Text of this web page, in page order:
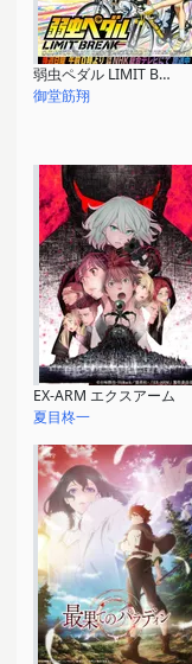
弱虫ペダル LIMIT BREAK
御堂筋翔
EX-ARM エクスアーム
夏目柊一